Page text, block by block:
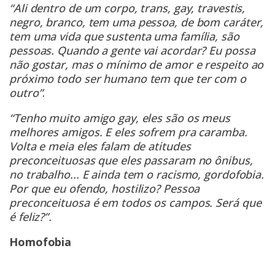
“Ali dentro de um corpo, trans, gay, travestis,
negro, branco, tem uma pessoa, de bom caráter,
tem uma vida que sustenta uma família, são
pessoas. Quando a gente vai acordar? Eu possa
não gostar, mas o mínimo de amor e respeito ao
próximo todo ser humano tem que ter com o
outro”.
“Tenho muito amigo gay, eles são os meus
melhores amigos. E eles sofrem pra caramba.
Volta e meia eles falam de atitudes
preconceituosas que eles passaram no ônibus,
no trabalho... E ainda tem o racismo, gordofobia.
Por que eu ofendo, hostilizo? Pessoa
preconceituosa é em todos os campos. Será que
é feliz?”.
Homofobia